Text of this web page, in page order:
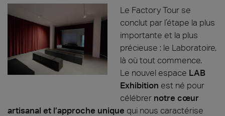
Le Factory Tour se
conclut par l’étape la plus
importante et la plus
précieuse : le Laboratoire,
là où tout commence.
Le nouvel espace LAB
Exhibition est né pour
célébrer notre cœur
artisanal et l’approche unique qui nous caractérise